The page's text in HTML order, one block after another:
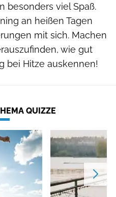
besonders viel Spaß.
an heißen Tagen
mit sich. Machen
wie gut
bei Hitze auskennen!
QUIZZE